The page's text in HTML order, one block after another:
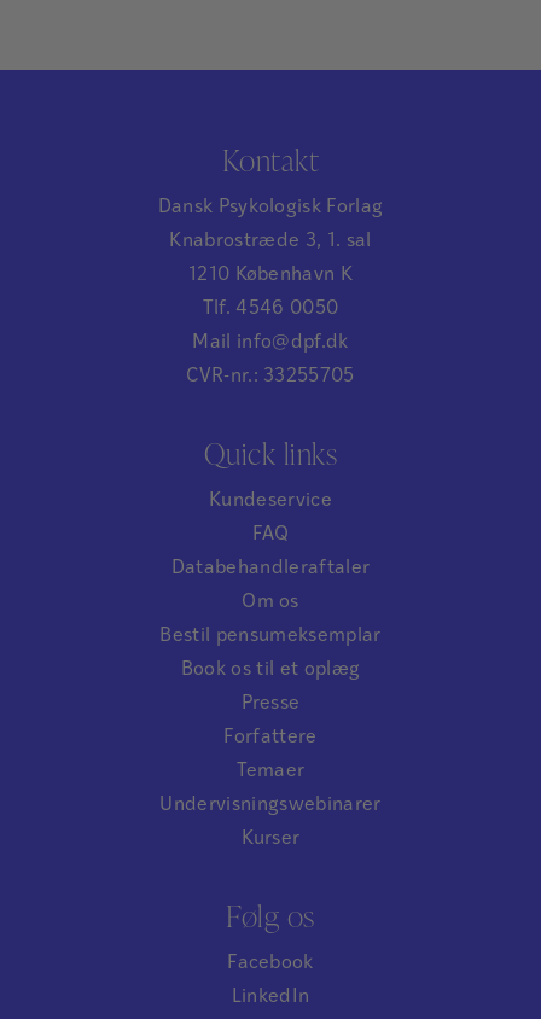
Kontakt
Dansk Psykologisk Forlag
Knabrostræde 3, 1. sal
1210 København K
Tlf. 4546 0050
Mail info@dpf.dk
CVR-nr.: 33255705
Quick links
Kundeservice
FAQ
Databehandleraftaler
Om os
Bestil pensumeksemplar
Book os til et oplæg
Presse
Forfattere
Temaer
Undervisningswebinarer
Kurser
Følg os
Facebook
LinkedIn